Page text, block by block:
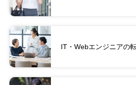
IT・Webエンジニアの